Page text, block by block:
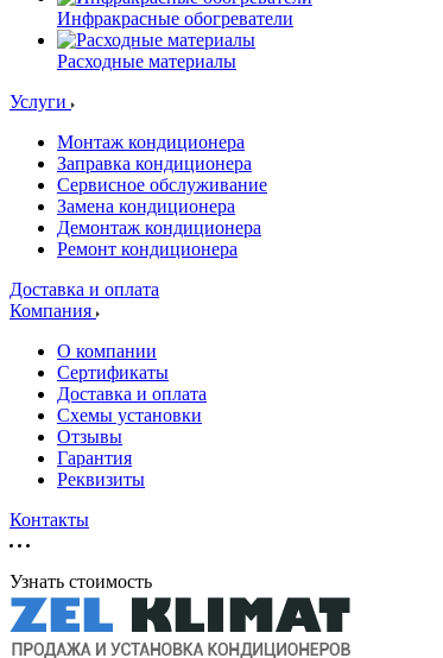
Инфракрасные обогреватели
Расходные материалы
Услуги
Монтаж кондиционера
Заправка кондиционера
Сервисное обслуживание
Замена кондиционера
Демонтаж кондиционера
Ремонт кондиционера
Доставка и оплата
Компания
О компании
Сертификаты
Доставка и оплата
Схемы установки
Отзывы
Гарантия
Реквизиты
Контакты
Узнать стоимость